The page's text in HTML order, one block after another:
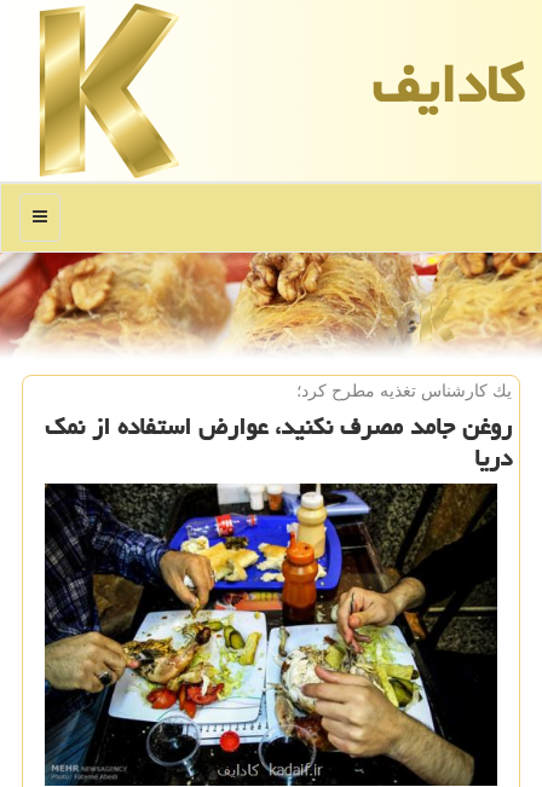
كادایف
منو
یك كارشناس تغذیه مطرح كرد؛
روغن جامد مصرف نكنید، عوارض استفاده از نمك
دریا